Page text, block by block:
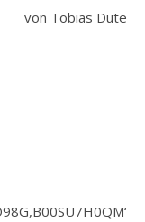
von Tobias Dute